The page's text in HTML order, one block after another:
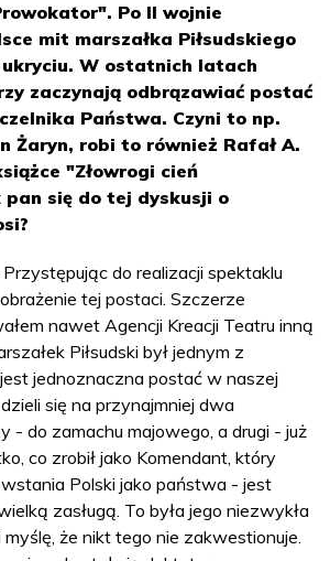
Po II wojnie
mit marszałka Piłsudskiego
W ostatnich latach
zaczynają odbrązawiać postać
Państwa. Czyni to np.
Żaryn, robi to również Rafał A.
"Złowrogi cień
pan się do tej dyskusji o
Przystępując do realizacji spektaklu
tej postaci. Szczerze
nawet Agencji Kreacji Teatru inną
Piłsudski był jednym z
jednoznaczna postać w naszej
się na przynajmniej dwa
- do zamachu majowego, a drugi - już
co zrobił jako Komendant, który
Polski jako państwa - jest
zasługą. To była jego niezwykła
że nikt tego nie zakwestionuje.